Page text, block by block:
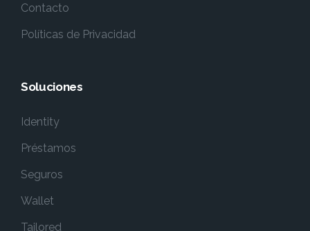
Contacto
Políticas de Privacidad
Soluciones
Identity
Préstamos
Seguros
Wallet
Tailored